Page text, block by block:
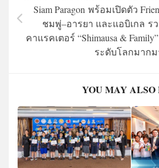
Siam Paragon พร้อมเปิดตัว
ชมพู่–อารยา และแอบิเกล ร
คาแรคเตอร์ “Shimausa &
ระดับโลกมากม
YOU MAY